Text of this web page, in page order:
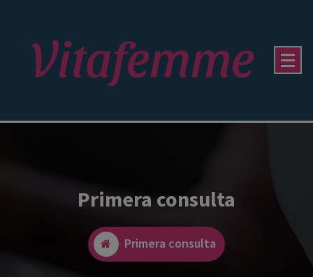
Primera consulta
Primera consulta